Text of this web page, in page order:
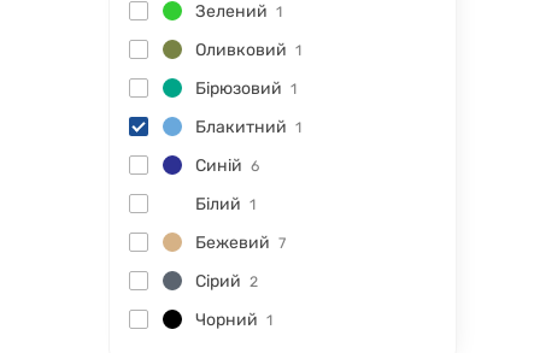
Зелений 1
Оливковий 1
Бірюзовий 1
Блакитний 1
Синій 6
Білий 1
Бежевий 7
Сірий 2
Чорний 1